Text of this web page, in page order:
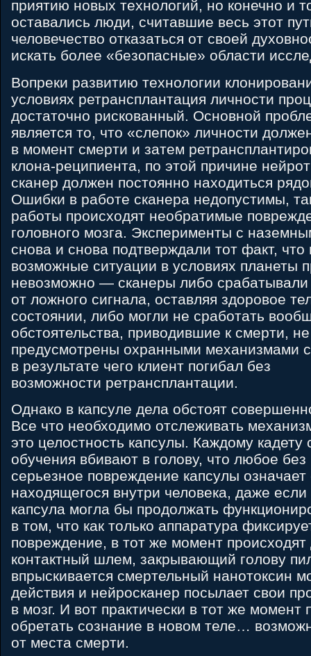
приятию новых технологий, но конечно и
оставались люди, считавшие весь этот
человечество отказаться от своей
искать более «безопасные» области
Вопреки развитию технологии
условиях ретрансплантация личности
достаточно рискованный. Основной
является то, что «слепок» личности
в момент смерти и затем
клона-реципиента, по этой причине
сканер должен постоянно находиться
Ошибки в работе сканера недопустимы,
работы происходят необратимые
головного мозга. Эксперименты с
снова и снова подтверждали тот факт, что
возможные ситуации в условиях планеты
невозможно — сканеры либо
от ложного сигнала, оставляя здоровое
состоянии, либо могли не сработать
обстоятельства, приводившие к смерти,
предусмотрены охранными механизмами
в результате чего клиент погибал без
возможности ретрансплантации.
Однако в капсуле дела обстоят
Все что необходимо отслеживать
это целостность капсулы. Каждому кадету
обучения вбивают в голову, что любое
серьезное повреждение капсулы
находящегося внутри человека, даже если
капсула могла бы продолжать
в том, что как только аппаратура
повреждение, в тот же момент
контактный шлем, закрывающий голову
впрыскивается смертельный нанотоксин
действия и нейросканер посылает свои
в мозг. И вот практически в тот же момент
обретать сознание в новом теле…
от места смерти.